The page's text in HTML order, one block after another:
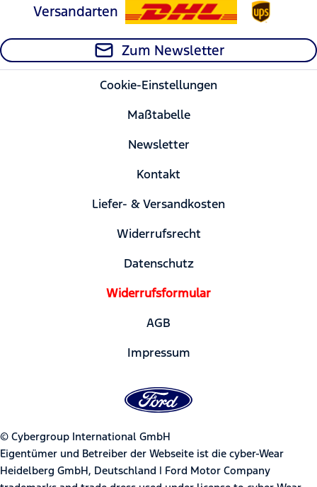
Versandarten
Zum Newsletter
Cookie-Einstellungen
Maßtabelle
Newsletter
Kontakt
Liefer- & Versandkosten
Widerrufsrecht
Datenschutz
Widerrufsformular
AGB
Impressum
© Cybergroup International GmbH
Eigentümer und Betreiber der Webseite ist die cyber-Wear
Heidelberg GmbH, Deutschland | Ford Motor Company